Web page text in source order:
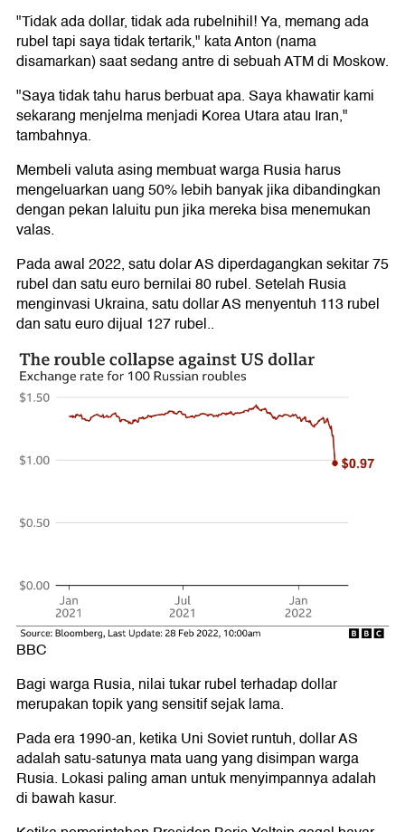
"Tidak ada dollar, tidak ada rubelnihil! Ya, memang ada
rubel tapi saya tidak tertarik," kata Anton (nama
disamarkan) saat sedang antre di sebuah ATM di Moskow.
"Saya tidak tahu harus berbuat apa. Saya khawatir kami
sekarang menjelma menjadi Korea Utara atau Iran,"
tambahnya.
Membeli valuta asing membuat warga Rusia harus
mengeluarkan uang 50% lebih banyak jika dibandingkan
dengan pekan laluitu pun jika mereka bisa menemukan
valas.
Pada awal 2022, satu dolar AS diperdagangkan sekitar 75
rubel dan satu euro bernilai 80 rubel. Setelah Rusia
menginvasi Ukraina, satu dollar AS menyentuh 113 rubel
dan satu euro dijual 127 rubel..
BBC
Bagi warga Rusia, nilai tukar rubel terhadap dollar
merupakan topik yang sensitif sejak lama.
Pada era 1990-an, ketika Uni Soviet runtuh, dollar AS
adalah satu-satunya mata uang yang disimpan warga
Rusia. Lokasi paling aman untuk menyimpannya adalah
di bawah kasur.